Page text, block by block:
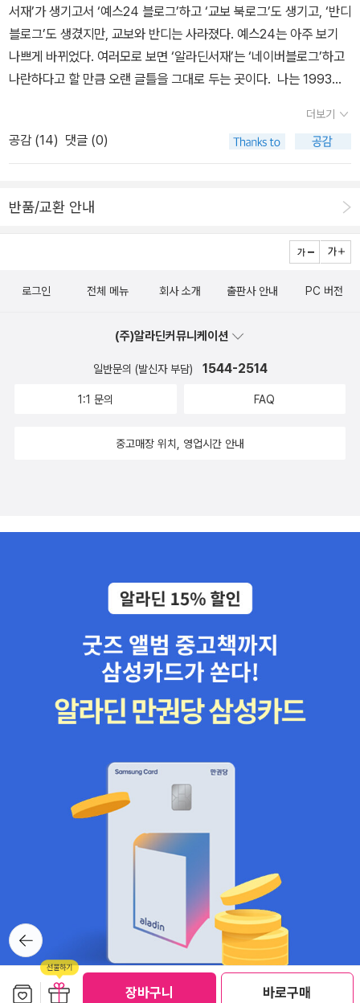
장바구니 바로구매
서재’가 생기고서 ‘예스24 블로그’하고 ‘교보 북로그’도 생기고, ‘반디
블로그’도 생겼지만, 교보와 반디는 사라졌다. 예스24는 아주 보기
나쁘게 바뀌었다. 여러모로 보면 ‘알라딘서재’는 ‘네이버블로그’하고
나란하다고 할 만큼 오랜 글틀을 그대로 두는 곳이다. 나는 1993년
시통신)’과 ‘나우누리’에 들어가면서 글판을 두루 보았다. 그동안 거
친 ‘프리챌’이나 ‘다음카페’나 ‘싸이월드’나 여러 곳을 보면 껍데기를
‘바람(유행)’에 맞추어 자꾸자꾸 바꾸면서 스스로 무너졌다고 느낀다.
않으나, 글을 쓰는 틀을 함부로 섣불리 바꾸면 대단히 거북하게 여기
면서 아예 끊기도 하는 줄, 그들 ‘플랫폼 관리자’는 조금도 살피지 못
하더라. 여러모로 보면, ‘알라딘서재’는 처음 서재를 열던 해부터 20
25년에 이르도록 바탕을 그대로 지킨다. 네이버블로그하고 비금비금
게 함부로 바꾼 대목이 있다. 이와 달리, 알라딘서재는 ‘예스럽다’고까
말로 “글을 쓰고 읽는 가장 즐겁고 나은 틀”인 줄 알아본다고 느낀다.
요사이는 누리책(전자책)도 있지만, 모름지기 모든 책과 글은, 손으로
넘기면서 읽게 마련이다. 바탕은 늘 고스란하다. 이러한 바탕을 읽고
재에 첫 글을 쓰던 2005년에도 멧골(충북 충주)에서 살았기는 한데,
고 여길 만한 알라딘서재가 앞으로도 시골스러운 빛으로 이어가기를
바랄 뿐이다. 알고 보면, 서울은 시골에서 거두는 밥옷집 살림을 바탕
으로 굴러간다. 시골이 바탕이자 뼈대이기에 서울이 반짝반짝 빛난
다. 마을책집이 곳곳에서 북적북적 사랑스레 살아나는 둘레에, 누리
책집도 좀 조그마한 몸집으로 어깨동무하는 길로 갈 수 있으면 얼마
나 아름다울까 하고도 생각한다. 시골스럽기에 오래오래 흐르면서
넉하다. 옷 한 벌로 넉넉한 시골살림이니, 옷값을 안 쓰면서 책값을 신
나게 쓸 수 있다. 그렇다, 나는 서른 해 넘게 입은 옷이 수두룩하다. 서
른 해 넘게 입느라 해지고 닳아 걸레로 바뀌는 옷이 차츰차츰 나오지
만, 어느 옷은 머잖아 마흔 해째 입는다. 옷 한 벌을 마흔 해를 입는
사람이기에, 책 한 자락을 사들일 적에도 “적어도 두온해(200년)는
곁에 둘 만한가” 하고 헤아린다. 어딘가 구리거나 짓궂거나 사납게 목
소리를 내는 책이라 하더라도, 두온해 뒤에 태어나서 살아갈 사람들
이 “아하, 그때에는 이런 거짓꾼이 있었군요!” 하고 배울 수 있는 거울
로 삼으려고 곁에 둔다.ㅍㄹㄴ※ 글쓴이숲노래·파란놀(최종규) : 우리
말꽃(국어사전)을 씁니다. “말꽃 짓는 책숲, 숲노래”라는 이름으로 시
더보기
공감 (14) 댓글 (0)
반품/교환 안내
뒤로가
기
로그인 전체 메뉴 회사 소개 출판사 안내 PC 버전
(주)알라딘커뮤니케이션
일반문의 (발신자 부담) 1544-2514
1:1 문의 FAQ
중고매장 위치, 영업시간 안내